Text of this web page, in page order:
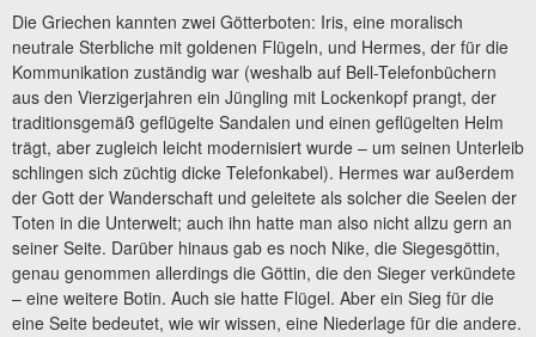
Die Griechen kannten zwei Götterboten: Iris, eine moralisch
neutrale Sterbliche mit goldenen Flügeln, und Hermes, der für die
Kommunikation zuständig war (weshalb auf Bell-Telefonbüchern
aus den Vierzigerjahren ein Jüngling mit Lockenkopf prangt, der
traditionsgemäß geflügelte Sandalen und einen geflügelten Helm
trägt, aber zugleich leicht modernisiert wurde – um seinen Unterleib
schlingen sich züchtig dicke Telefonkabel). Hermes war außerdem
der Gott der Wanderschaft und geleitete als solcher die Seelen der
Toten in die Unterwelt; auch ihn hatte man also nicht allzu gern an
seiner Seite. Darüber hinaus gab es noch Nike, die Siegesgöttin,
genau genommen allerdings die Göttin, die den Sieger verkündete
– eine weitere Botin. Auch sie hatte Flügel. Aber ein Sieg für die
eine Seite bedeutet, wie wir wissen, eine Niederlage für die andere.